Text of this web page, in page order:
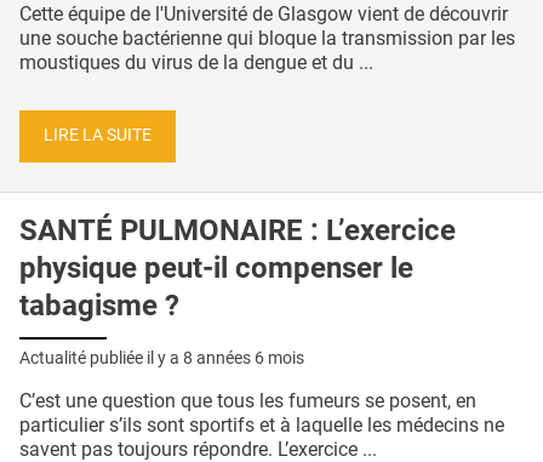
Cette équipe de l'Université de Glasgow vient de découvrir
une souche bactérienne qui bloque la transmission par les
moustiques du virus de la dengue et du ...
LIRE LA SUITE
SANTÉ PULMONAIRE : L’exercice
physique peut-il compenser le
tabagisme ?
Actualité publiée il y a 8 années 6 mois
C’est une question que tous les fumeurs se posent, en
particulier s’ils sont sportifs et à laquelle les médecins ne
savent pas toujours répondre. L’exercice ...